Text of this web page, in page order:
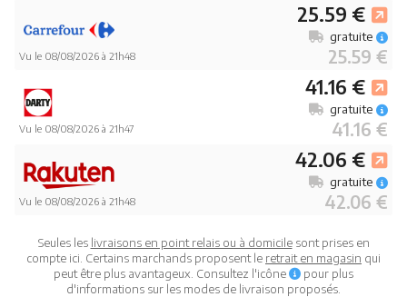
Vu le 08/08/2026 à 21h48
25.59 €
25.59 €
gratuite
Vu le 08/08/2026 à 21h47
41.16 €
41.16 €
gratuite
Vu le 08/08/2026 à 21h48
42.06 €
42.06 €
gratuite
Seules les livraisons en point relais ou à domicilesont prises en
compte ici. Certains marchands proposent le retrait en magasin qui
peut être plus avantageux. Consultez l'icône
pour plus
d'informations sur les modes de livraison proposés.